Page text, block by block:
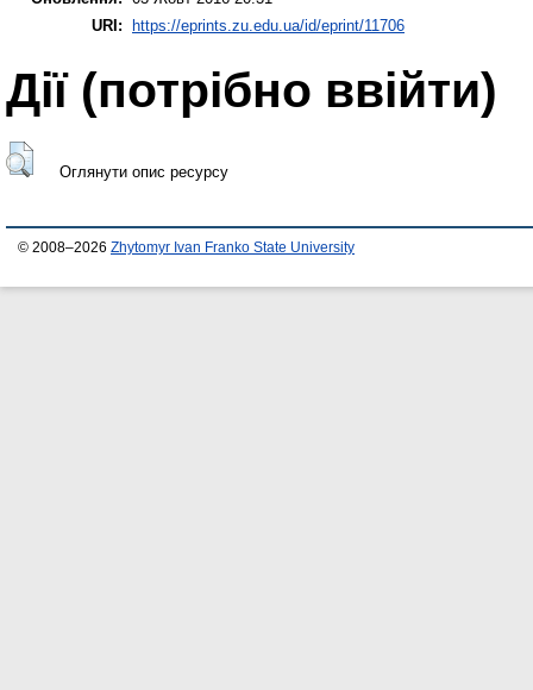
URI: https://eprints.zu.edu.ua/id/eprint/11706
Дії ​​(потрібно ввійти)
Оглянути опис ресурсу
© 2008–2026 Zhytomyr Ivan Franko State University